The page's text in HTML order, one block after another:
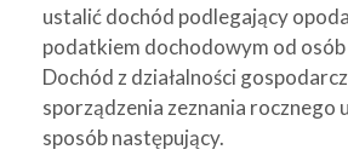
ustalić dochód podlegający
podatkiem dochodowym od
Dochód z działalności
sporządzenia zeznania rocznego
sposób następujący.